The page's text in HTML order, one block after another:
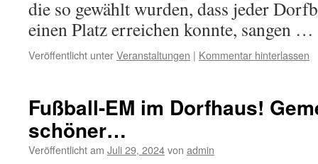
die so gewählt wurden, dass jeder
einen Platz erreichen konnte, sangen …
Veröffentlicht unterVeranstaltungen | Kommentar hinterlassen
Fußball-EM im Dorfhaus!
schöner…
Veröffentlicht am Juli 29, 2024von admin